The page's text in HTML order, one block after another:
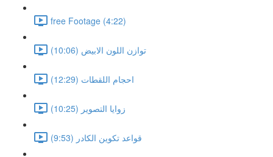
free Footage (4:22)
توازن اللون الابيض (10:06)
احجام اللقطات (12:29)
زوايا التصوير (10:25)
قواعد تكوين الكادر (9:53)